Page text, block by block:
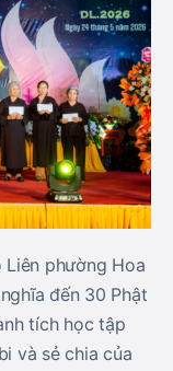
Liên phường Hoa
đến 30 Phật
tích học tập
và sẻ chia của